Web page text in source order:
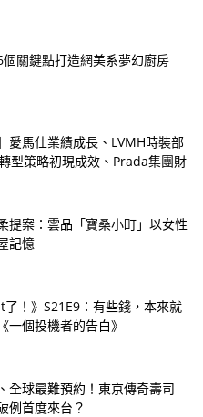
關鍵點打造網美系夢幻廚房
愛馬仕業績成長、LVMH時裝部
型策略初現成效、Prada集團財
提案：雲品「寶桑小町」以女性
記憶
了！》S21E9：有些錢，本來就
個投機者的告白》
全球最難預約！東京傳奇壽司
例首度來台？